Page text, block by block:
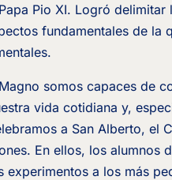
Pio XI. Logró delimitar
fundamentales de la
somos capaces de
vida cotidiana y,
a San Alberto, el
En ellos, los alumnos
a los más